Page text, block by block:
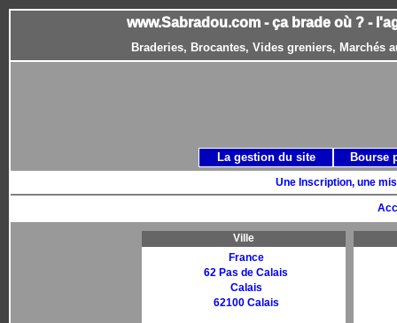
www.Sabradou.com - ça brade où ? -
Braderies, Brocantes, Vides greniers, Marchés
Une Inscription, une
Ville
France
62 Pas de Calais
Calais
62100 Calais
La gestion du site Bourse